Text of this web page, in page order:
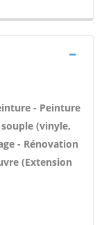
- Peinture
(vinyle,
- Rénovation
(Extension